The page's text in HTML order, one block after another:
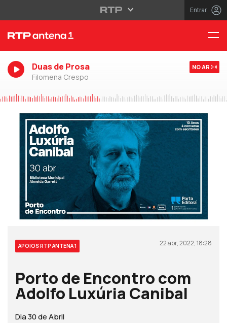
Entrar
Duas de Prosa
Filomena Crespo
NO AR
APOIOS RTP ANTENA 1 22 abr, 2022, 18:28
Porto de Encontro com
Adolfo Luxúria Canibal
Dia 30 de Abril